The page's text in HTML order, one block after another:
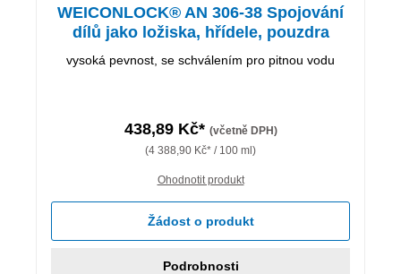
WEICONLOCK® AN 306-38 Spojování
dílů jako ložiska, hřídele, pouzdra
vysoká pevnost, se schválením pro pitnou vodu
438,89 Kč* (včetně DPH)
(4 388,90 Kč* / 100 ml)
Ohodnotit produkt
Žádost o produkt
Podrobnosti